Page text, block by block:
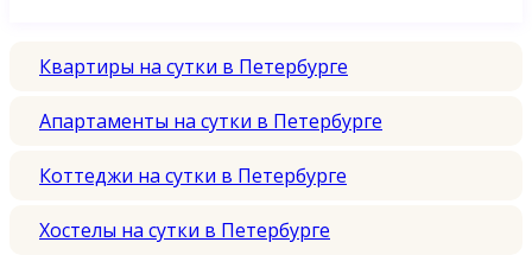
Квартиры на сутки в Петербурге
Апартаменты на сутки в Петербурге
Коттеджи на сутки в Петербурге
Хостелы на сутки в Петербурге